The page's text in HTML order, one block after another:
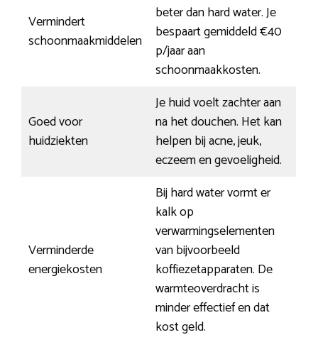
Vermindert
schoonmaakmiddelen
beter dan hard water. Je
bespaart gemiddeld €40
p/jaar aan
schoonmaakkosten.
Goed voor
huidziekten
Je huid voelt zachter aan
na het douchen. Het kan
helpen bij acne, jeuk,
eczeem en gevoeligheid.
Verminderde
energiekosten
Bij hard water vormt er
kalk op
verwarmingselementen
van bijvoorbeeld
koffiezetapparaten. De
warmteoverdracht is
minder effectief en dat
kost geld.